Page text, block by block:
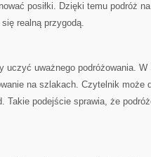
posiłki. Dzięki temu podróż
realną przygodą.
uczyć uważnego podróżowania.
na szlakach. Czytelnik może
Takie podejście sprawia, że